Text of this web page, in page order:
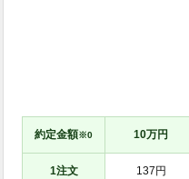
約定金額※0 10万円
1注文 137円